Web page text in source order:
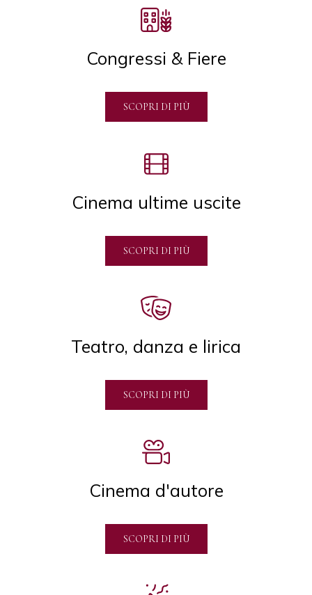
Congressi & Fiere
SCOPRI DI PIÙ
Cinema ultime uscite
SCOPRI DI PIÙ
Teatro, danza e lirica
SCOPRI DI PIÙ
Cinema d'autore
SCOPRI DI PIÙ